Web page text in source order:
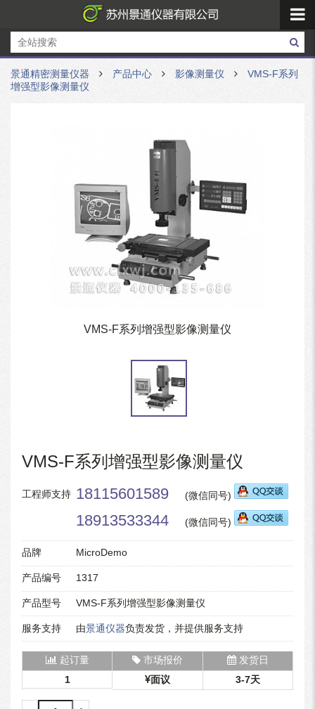
景通精密测量仪器 产品中心 影像测量仪
VMS-F系列
增强型影像测量仪
VMS-F系列增强型影像测量仪
VMS-F系列增强型影像测量仪
工程师支持 18115601589 (微信同号)
18913533344 (微信同号)
品牌 MicroDemo
产品编号 1317
产品型号 VMS-F系列增强型影像测量仪
服务支持 由景通仪器负责发货，并提供服务支持
起订量 市场报价
发货日
1
面议 3-7天